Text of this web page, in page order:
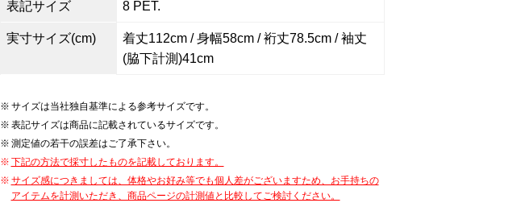
表記サイズ 8 PET.
実寸サイズ(cm)
着丈112cm / 身幅58cm / 裄丈78.5cm / 袖丈
(脇下計測)41cm
サイズは当社独自基準による参考サイズです。
表記サイズは商品に記載されているサイズです。
測定値の若干の誤差はご了承下さい。
下記の方法で採寸したものを記載しております。
サイズ感につきましては、体格やお好み等でも個人差がございますため、お手持ちの
アイテムを計測いただき、商品ページの計測値と比較してご検討ください。